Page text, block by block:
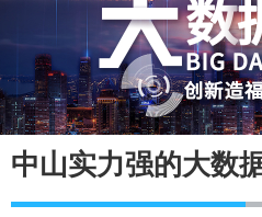
中山实力强的大数